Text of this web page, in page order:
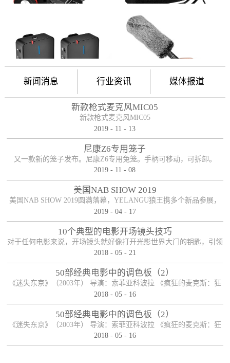
新闻消息 行业资讯 媒体报道
新款枪式麦克风MIC05
新款枪式麦克风MIC05
2019 - 11 - 13
尼康Z6专用笼子
又一款新的笼子发布。尼康Z6专用兔笼。手柄可移动，可拆卸。
2019 - 11 - 08
美国NAB SHOW 2019
美国NAB SHOW 2019圆满落幕，YELANGU狼王携多个新品参展，
参展期间新老朋友络绎不绝，收获满满！
2019 - 04 - 17
10个典型的电影开场镜头技巧
对于任何电影来说，开场镜头就好像打开光影世界大门的钥匙，引领
观众开启电影之旅。可以说，一部电影能否在一瞬间抓住观众的眼
对于导演和制作人员来说，开长镜头必然经过深思熟虑，有时候它可
以是整个电影故事的开端，有时候它也可以是整个电影故事的末尾，
启承转合，柳暗花明。下面便来说说电影开场镜头的十种典型手法。
【首尾呼应】这应该是最司空见惯也最简单粗暴...
2018 - 05 - 21
50部经典电影中的调色板（2）
《迷失东京》（2003年） 导演：索菲亚科波拉 《疯狂的麦克斯：狂
暴之路》（2015年） 导演： 乔治·米勒 《月升王国》（2012年） 导
得·潘》（1953年） 导演： 克莱德·吉诺尼米，威尔弗雷德·杰克逊，
汉密尔顿·卢斯科 ...
2018 - 05 - 16
50部经典电影中的调色板（2）
《迷失东京》（2003年） 导演：索菲亚科波拉 《疯狂的麦克斯：狂
暴之路》（2015年） 导演： 乔治·米勒 《月升王国》（2012年） 导
2018 - 05 - 16